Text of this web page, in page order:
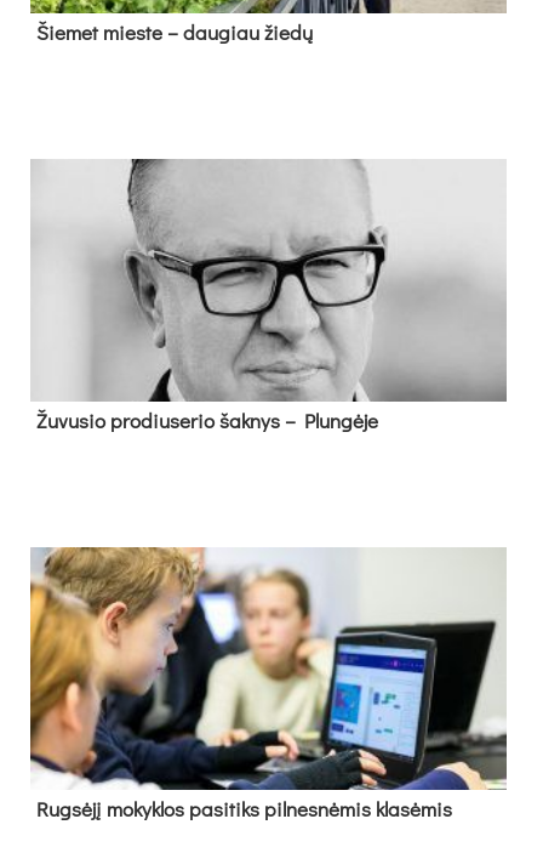
Šie­met mies­te – dau­giau žie­dų
Žu­vu­sio pro­diu­se­rio šak­nys – Plun­gė­je
Rug­sė­jį mo­kyk­los pa­si­tiks pil­nes­nė­mis kla­sė­mis